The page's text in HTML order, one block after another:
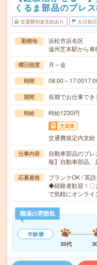
くるま部品のプレ
交通費別途支給あり 土日祝
勤務地
浜松市浜名区
遠州芝本駅から車
曜日頻度 月～金
時間 08:00～
期間 長期でお仕事でき
時給 時給1230円
交通費
交通費規定内支給
仕事内容
自動車部品のプ
報】自動車部品
応募資格
ブランクOK / 英
◆経験者歓迎！〇
で気軽にオンラ
職場の雰囲気
年齢層
20代